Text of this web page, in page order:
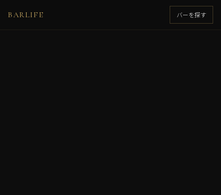
BARLIFE バーを探す